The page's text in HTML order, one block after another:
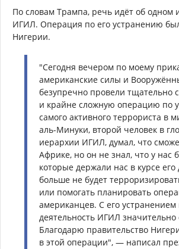
По словам Трампа, речь идёт об одном
ИГИЛ. Операция по его устранению
Нигерии.
"Сегодня вечером по моему
американские силы и
безупречно провели тщательно
и крайне сложную операцию по
самого активного террориста в
аль-Минуки, второй человек в
иерархии ИГИЛ, думал, что
Африке, но он не знал, что у нас
которые держали нас в курсе
больше не будет
или помогать планировать
американцев. С его устранением
деятельность ИГИЛ значительно
Благодарю правительство
в этой операции", — написал